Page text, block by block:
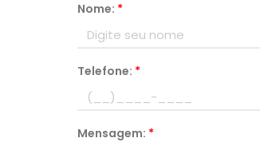
Nome: *
Telefone: *
Mensagem: *